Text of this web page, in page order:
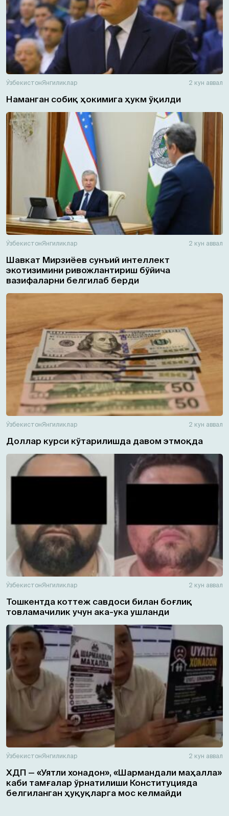
ЎзбекистонЯнгиликлар 2 кун аввал
Наманган собиқ ҳокимига ҳукм ўқилди
ЎзбекистонЯнгиликлар 2 кун аввал
Шавкат Мирзиёев сунъий интеллект
экотизимини ривожлантириш бўйича
вазифаларни белгилаб берди
ЎзбекистонЯнгиликлар 2 кун аввал
Доллар курси кўтарилишда давом этмоқда
ЎзбекистонЯнгиликлар 2 кун аввал
Тошкентда коттеж савдоси билан боғлиқ
товламачилик учун ака-ука ушланди
ЎзбекистонЯнгиликлар 2 кун аввал
ХДП — «Уятли хонадон», «Шармандали маҳалла»
каби тамғалар ўрнатилиши Конституцияда
белгиланган ҳуқуқларга мос келмайди